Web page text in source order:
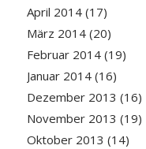
April 2014(17)
März 2014(20)
Februar 2014(19)
Januar 2014(16)
Dezember 2013 (16)
November 2013 (19)
Oktober 2013 (14)